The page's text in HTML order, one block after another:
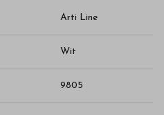
Arti Line
Wit
9805